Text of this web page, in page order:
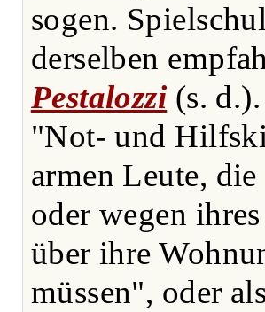
sogen.
derselben
Pestalozzi (s.
"Not- und
armen Leute,
oder wegen
über ihre
müssen", oder